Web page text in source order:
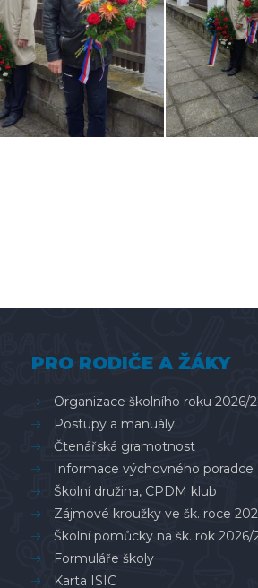
PRO RODIČE A ŽÁKY
Organizace školního roku 2026/
Postupy a manuály
Čtenářská gramotnost
Informace výchovného poradce
Školní družina, CPDM klub
Zájmové kroužky ve šk. roce
Školní pomůcky na šk. rok 2026/
Formuláře školy
Karta ISIC